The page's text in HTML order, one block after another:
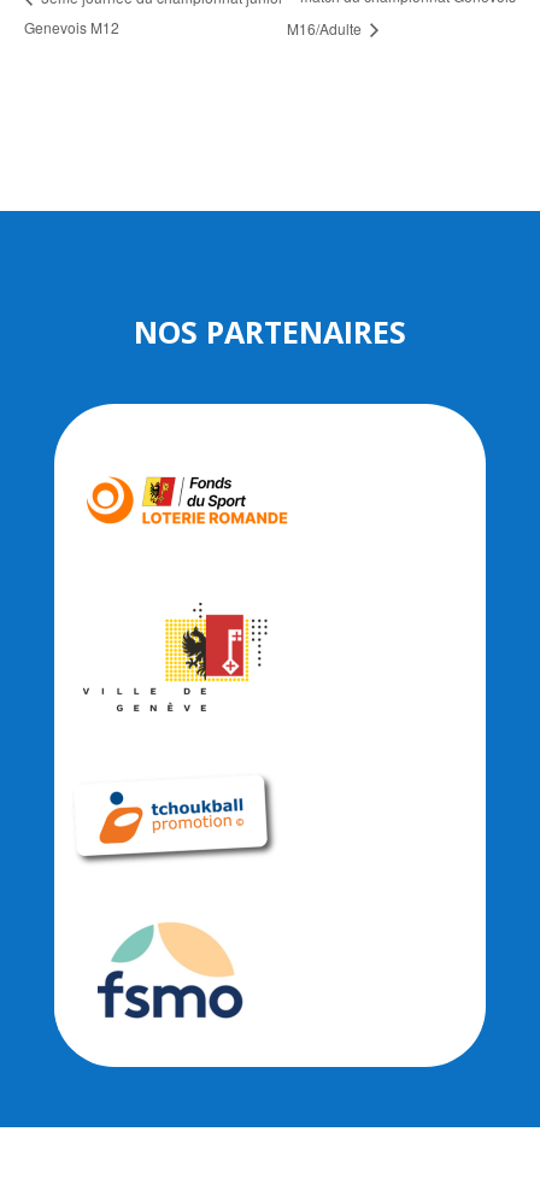
Genevois M12
M16/Adulte
NOS PARTENAIRES